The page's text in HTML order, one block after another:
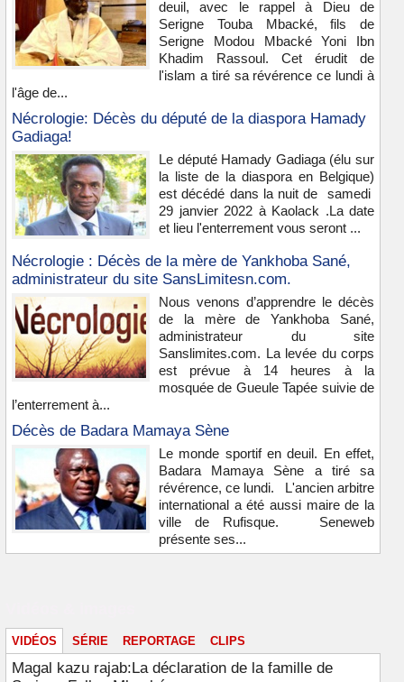
deuil, avec le rappel à Dieu de
Serigne Touba Mbacké, fils de
Serigne Modou Mbacké Yoni Ibn
Khadim Rassoul. Cet érudit de
l'islam a tiré sa révérence ce lundi à
l'âge de...
Nécrologie: Décès du député de la diaspora Hamady
Gadiaga!
Le député Hamady Gadiaga (élu sur
la liste de la diaspora en Belgique)
est décédé dans la nuit de samedi
29 janvier 2022 à Kaolack .La date
et lieu l'enterrement vous seront ...
Nécrologie : Décès de la mère de Yankhoba Sané,
administrateur du site SansLimitesn.com.
Nous venons d’apprendre le décès
de la mère de Yankhoba Sané,
administrateur du site
Sanslimites.com. La levée du corps
est prévue à 14 heures à la
mosquée de Gueule Tapée suivie de
l’enterrement à...
Décès de Badara Mamaya Sène
Le monde sportif en deuil. En effet,
Badara Mamaya Sène a tiré sa
révérence, ce lundi. L'ancien arbitre
international a été aussi maire de la
ville de Rufisque. Seneweb
présente ses...
VIDÉOS SÉRIE REPORTAGE CLIPS
Magal kazu rajab:La déclaration de la famille de